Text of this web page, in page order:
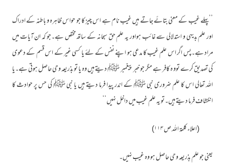
’’پہلے غیب کے معنی بتائے جاتے ہیں غیب نام ہے اس چیز کا جو حواس ظاہرہ و باطنہ کے ادراک
اور علم بدیہی و استدلالی سے غائب ہواور یہ علم حق سبحانہ کے ساتھ مختص ہے۔جو کہ ان آیات میں
مراد ہے۔پس اگر اس علم غیب کا مدعی ہو اپنے نفس کے لئے یا کسی غیر کے اس قسم کے دعوی
کی تصدیق کرے توو ہ کافر ہے مگر جو خبر پیغمبر ﷺ دیتے ہیں وہ یا تو بذریعہ وحی حاصل ہوتی ہے۔یا
اللہ تعالی اس کا علم ضروری نبی ﷺ کے اندر پیدا فرما دیتے ہیں یا نبی ﷺ کی حس پر حوادث کا
انکشاف فرما دیتے ہیں۔تو یہ علم غیب میں داخل نہیں‘‘
(اعلاء کلمۃ اللہ ص ۱۱۴)
یعنی جو علم بذریعہ وحی حاصل ہو وہ غیب نہیں۔